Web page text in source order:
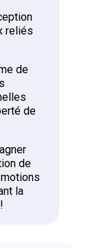
reliés
de
de
de
la